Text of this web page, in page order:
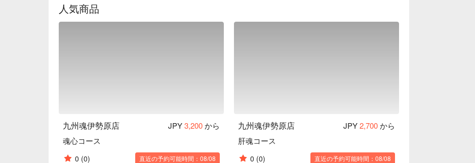
南どり・九州黒豚・真鯖・九州鮮魚・馬肉など地場食材や地場料理を多数ご用意しております。
人気商品
九州魂伊勢原店 JPY3,200から
魂心コース
0 (0) 直近の予約可能時間：08/08
九州魂伊勢原店 JPY2,700から
肝魂コース
0 (0) 直近の予約可能時間：08/08